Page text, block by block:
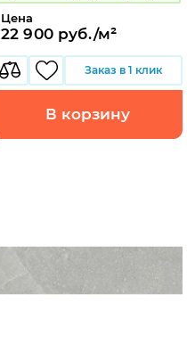
Цена
22 900 руб./м²
Заказ в 1 клик
В корзину